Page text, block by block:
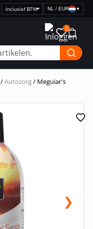
Selecteer
prijsweergave
NL / EUR ▾
0
/Autozorg/ Meguiar's
❯